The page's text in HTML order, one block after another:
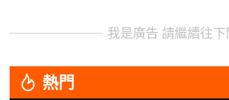
我是廣告 請繼續往下
熱門